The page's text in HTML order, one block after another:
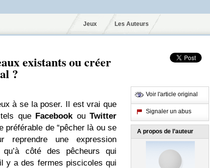
Jeux Les Auteurs
existants ou créer
?
à se la poser. Il est vrai que
que Facebookou Twitter
préférable de “pêcher là ou se
reprendre une expression
qu’à côté des pêcheurs qui
y a des fermes piscicoles qui
Voir l'article original
Signaler un abus
A propos de l’auteur